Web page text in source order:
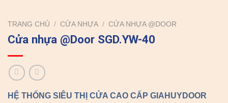
TRANG CHỦ / CỬA NHỰA / CỬA NHỰA @DOOR
Cửa nhựa @Door SGD.YW-40
HỆ THỐNG SIÊU THỊ CỬA CAO CẤP GIAHUYDOOR